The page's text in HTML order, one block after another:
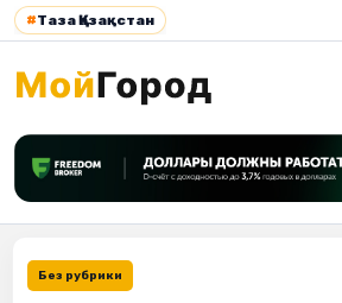
#Таза Қазақстан
Без рубрики